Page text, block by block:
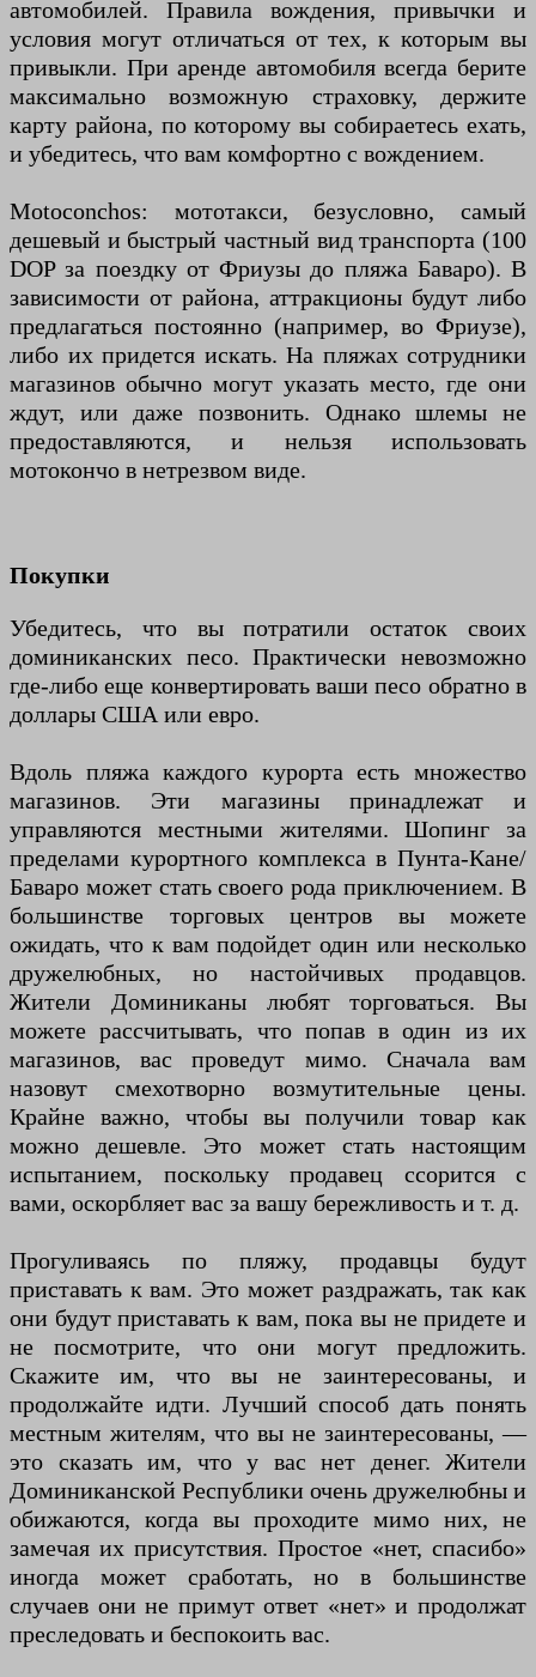
автомобилей. Правила вождения, привычки и
условия могут отличаться от тех, к которым вы
привыкли. При аренде автомобиля всегда берите
максимально возможную страховку, держите
карту района, по которому вы собираетесь ехать,
и убедитесь, что вам комфортно с вождением.
Motoconchos: мототакси, безусловно, самый
дешевый и быстрый частный вид транспорта (100
DOP за поездку от Фриузы до пляжа Баваро). В
зависимости от района, аттракционы будут либо
предлагаться постоянно (например, во Фриузе),
либо их придется искать. На пляжах сотрудники
магазинов обычно могут указать место, где они
ждут, или даже позвонить. Однако шлемы не
предоставляются, и нельзя использовать
мотокончо в нетрезвом виде.
Покупки
Убедитесь, что вы потратили остаток своих
доминиканских песо. Практически невозможно
где-либо еще конвертировать ваши песо обратно в
доллары США или евро.
Вдоль пляжа каждого курорта есть множество
магазинов. Эти магазины принадлежат и
управляются местными жителями. Шопинг за
пределами курортного комплекса в Пунта-Кане/
Баваро может стать своего рода приключением. В
большинстве торговых центров вы можете
ожидать, что к вам подойдет один или несколько
дружелюбных, но настойчивых продавцов.
Жители Доминиканы любят торговаться. Вы
можете рассчитывать, что попав в один из их
магазинов, вас проведут мимо. Сначала вам
назовут смехотворно возмутительные цены.
Крайне важно, чтобы вы получили товар как
можно дешевле. Это может стать настоящим
испытанием, поскольку продавец ссорится с
вами, оскорбляет вас за вашу бережливость и т. д.
Прогуливаясь по пляжу, продавцы будут
приставать к вам. Это может раздражать, так как
они будут приставать к вам, пока вы не придете и
не посмотрите, что они могут предложить.
Скажите им, что вы не заинтересованы, и
продолжайте идти. Лучший способ дать понять
местным жителям, что вы не заинтересованы, —
это сказать им, что у вас нет денег. Жители
Доминиканской Республики очень дружелюбны и
обижаются, когда вы проходите мимо них, не
замечая их присутствия. Простое «нет, спасибо»
иногда может сработать, но в большинстве
случаев они не примут ответ «нет» и продолжат
преследовать и беспокоить вас.